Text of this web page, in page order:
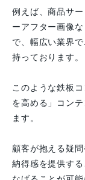
例えば、商品サ
ーアフター画像
で、幅広い業界
持っております。
このような鉄板
を高める」コン
ます。
顧客が抱える疑
納得感を提供す